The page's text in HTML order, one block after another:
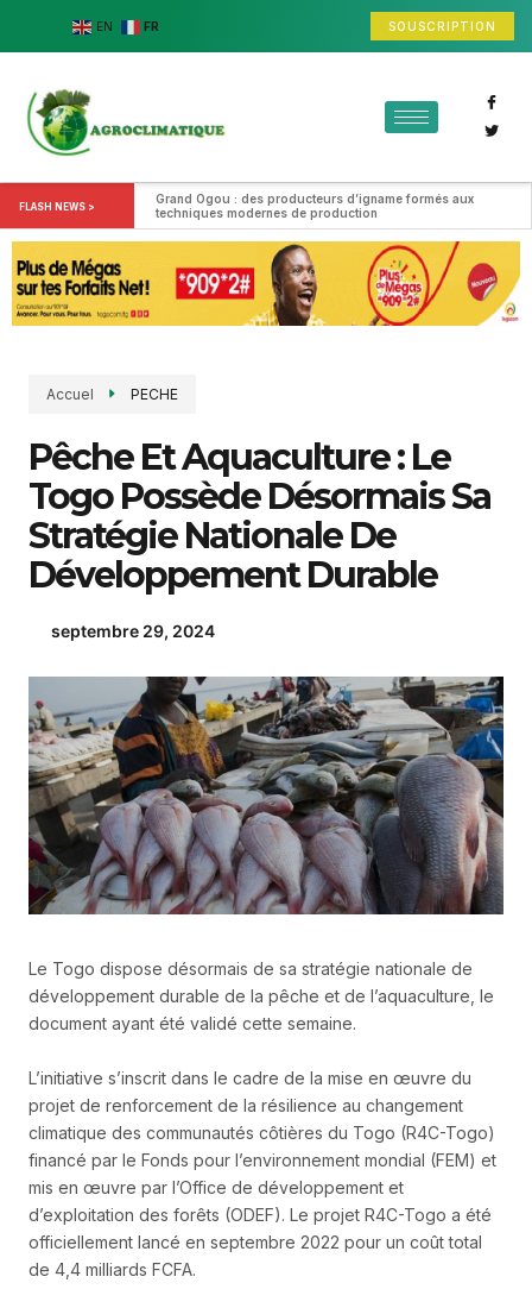
EN FR SOUSCRIPTION
FLASH NEWS >
Grand Ogou : des producteurs d’igname formés aux
techniques modernes de production
Accuel PECHE
Pêche Et Aquaculture : Le
Togo Possède Désormais Sa
Stratégie Nationale De
Développement Durable
septembre 29, 2024
Le Togo dispose désormais de sa stratégie nationale de
développement durable de la pêche et de l’aquaculture, le
document ayant été validé cette semaine.
L’initiative s’inscrit dans le cadre de la mise en œuvre du
projet de renforcement de la résilience au changement
climatique des communautés côtières du Togo (R4C-Togo)
financé par le Fonds pour l’environnement mondial (FEM) et
mis en œuvre par l’Office de développement et
d’exploitation des forêts (ODEF). Le projet R4C-Togo a été
officiellement lancé en septembre 2022 pour un coût total
de 4,4 milliards FCFA.